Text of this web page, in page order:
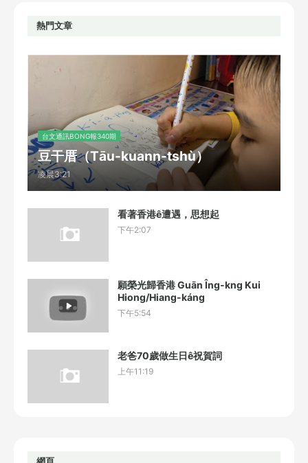
熱門文章
台文通訊BONG報340期
豆干厝（Tāu-kuann-tshù）
凌晨3:21
看著香港ê遭遇，思想起
下午2:07
願榮光歸香港 Guān Îng-kng Kui
Hiong/Hiang-káng
下午5:54
老爸70歲做生日ê祝賀詞
上午11:19